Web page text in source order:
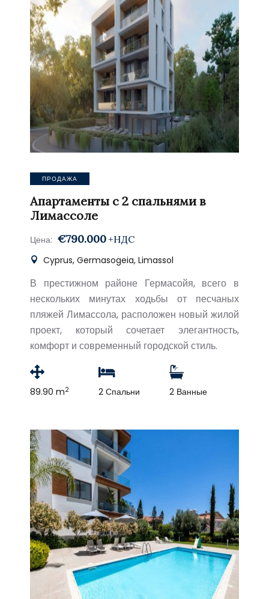
ПРОДАЖА
Апартаменты с 2 спальнями в
Лимассоле
Цена: €790.000 +НДС
Cyprus, Germasogeia, Limassol
В престижном районе Гермасойя, всего в
нескольких минутах ходьбы от песчаных
пляжей Лимассола, расположен новый жилой
проект, который сочетает элегантность,
комфорт и современный городской стиль.
89.90 m2 2 Спальни 2 Ванные